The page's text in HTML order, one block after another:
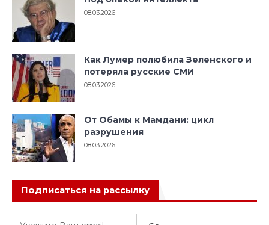
08.03.2026
Как Лумер полюбила Зеленского и
потеряла русские СМИ
08.03.2026
От Обамы к Мамдани: цикл
разрушения
08.03.2026
Подписаться на рассылку